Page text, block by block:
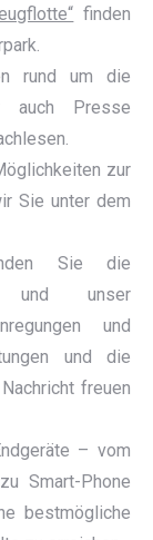
finden
rund um die
auch Presse
zur
Sie unter dem
Sie die
und unser
und
und die
freuen
– vom
Smart-Phone
bestmögliche